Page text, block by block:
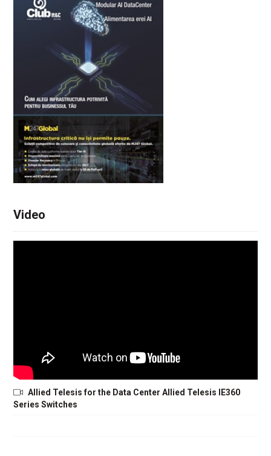
Video
Allied Telesis for the Data Center Allied Telesis IE360
Series Switches